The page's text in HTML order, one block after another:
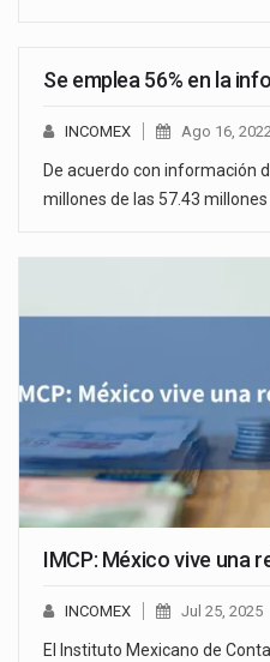
Se emplea 56% en la
INCOMEX Ago 16,
De acuerdo con información
millones de las 57.43
IMCP: México vive una
INCOMEX Jul 25, 2025
El Instituto Mexicano de